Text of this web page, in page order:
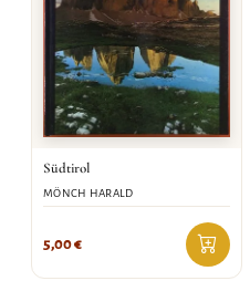
Südtirol
MÖNCH HARALD
5,00€